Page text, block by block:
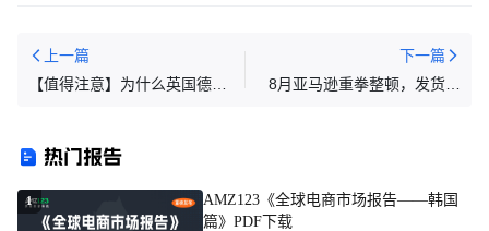
上一篇
【值得注意】为什么英国德国
下一篇
8月亚马逊重拳整顿，发货新
热门报告
1
AMZ123《全球电商市场报告——韩国
篇》PDF下载